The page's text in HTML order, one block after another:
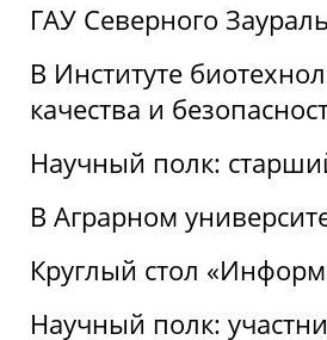
ГАУ Северного
В Институте
качества и
Научный полк:
В Аграрном
Круглый стол
Научный полк: